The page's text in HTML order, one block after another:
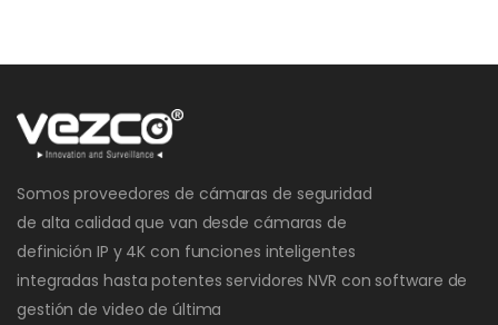
Somos proveedores de cámaras de seguridad
de alta calidad que van desde cámaras de
definición IP y 4K con funciones inteligentes
integradas hasta potentes servidores NVR con software de
gestión de video de última